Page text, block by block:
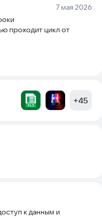
текста (налево - вправо)
Дата:
7 мая 2026
проходит цикл от
+45
к данным и